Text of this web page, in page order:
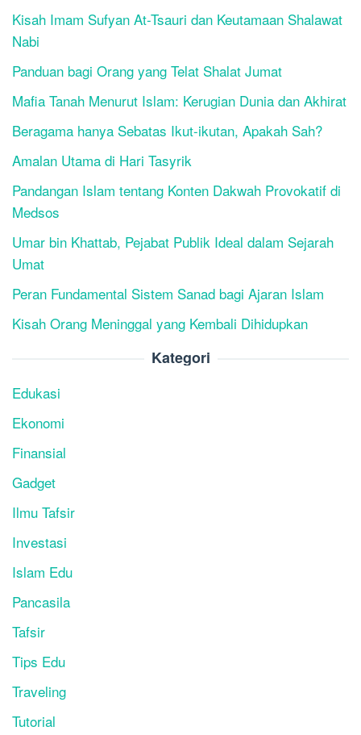
Kisah Imam Sufyan At-Tsauri dan Keutamaan Shalawat
Nabi
Panduan bagi Orang yang Telat Shalat Jumat
Mafia Tanah Menurut Islam: Kerugian Dunia dan Akhirat
Beragama hanya Sebatas Ikut-ikutan, Apakah Sah?
Amalan Utama di Hari Tasyrik
Pandangan Islam tentang Konten Dakwah Provokatif di
Medsos
Umar bin Khattab, Pejabat Publik Ideal dalam Sejarah
Umat
Peran Fundamental Sistem Sanad bagi Ajaran Islam
Kisah Orang Meninggal yang Kembali Dihidupkan
Kategori
Edukasi
Ekonomi
Finansial
Gadget
Ilmu Tafsir
Investasi
Islam Edu
Pancasila
Tafsir
Tips Edu
Traveling
Tutorial